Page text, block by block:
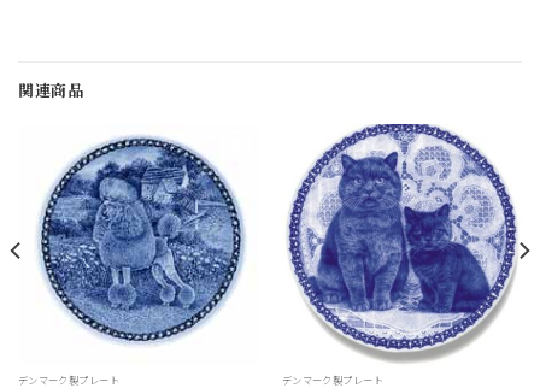
関連商品
気
に
入
り
デンマーク製プレート
お
気
に
入
り
デンマーク製プレート